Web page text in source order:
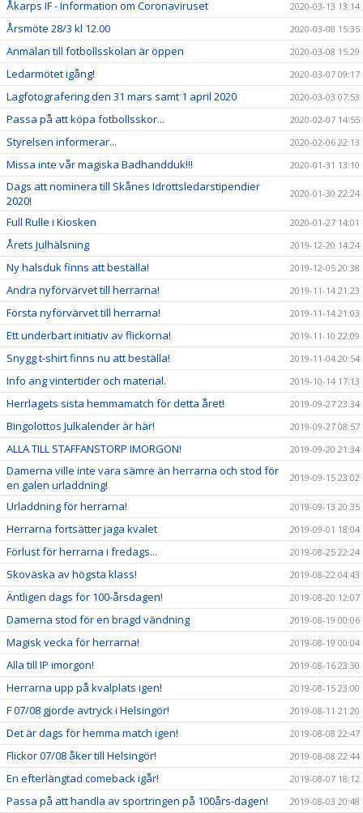
Åkarps IF - Information om Coronaviruset 2020-03-13 13:14
Årsmöte 28/3 kl 12.00 2020-03-08 15:35
Anmälan till fotbollsskolan är öppen 2020-03-08 15:29
Ledarmötet igång! 2020-03-07 09:17
Lagfotografering den 31 mars samt 1 april 2020 2020-03-03 07:53
Passa på att köpa fotbollsskor... 2020-02-07 14:55
Styrelsen informerar... 2020-02-06 22:13
Missa inte vår magiska Badhandduk!!! 2020-01-31 13:10
Dags att nominera till Skånes Idrottsledarstipendier
2020!
2020-01-30 22:24
Full Rulle i Kiosken 2020-01-27 14:01
Årets Julhälsning 2019-12-20 14:24
Ny halsduk finns att beställa! 2019-12-05 20:38
Andra nyförvärvet till herrarna! 2019-11-14 21:23
Första nyförvärvet till herrarna! 2019-11-14 21:03
Ett underbart initiativ av flickorna! 2019-11-10 22:09
Snygg t-shirt finns nu att beställa! 2019-11-04 20:54
Info ang vintertider och material. 2019-10-14 17:13
Herrlagets sista hemmamatch för detta året! 2019-09-27 23:34
Bingolottos Julkalender är här! 2019-09-27 08:57
ALLA TILL STAFFANSTORP IMORGON! 2019-09-20 21:34
Damerna ville inte vara sämre än herrarna och stod för
en galen urladdning!
2019-09-15 23:02
Urladdning för herrarna! 2019-09-13 20:35
Herrarna fortsätter jaga kvalet 2019-09-01 18:04
Förlust för herrarna i fredags... 2019-08-25 22:24
Skoväska av högsta klass! 2019-08-22 04:43
Äntligen dags för 100-årsdagen! 2019-08-20 12:07
Damerna stod för en bragd vändning 2019-08-19 00:06
Magisk vecka för herrarna! 2019-08-19 00:04
Alla till IP imorgon! 2019-08-16 23:30
Herrarna upp på kvalplats igen! 2019-08-15 23:00
F 07/08 gjorde avtryck i Helsingör! 2019-08-11 21:20
Det är dags för hemma match igen! 2019-08-08 22:47
Flickor 07/08 åker till Helsingör! 2019-08-08 22:44
En efterlängtad comeback igår! 2019-08-07 18:12
Passa på att handla av sportringen på 100års-dagen! 2019-08-03 20:48